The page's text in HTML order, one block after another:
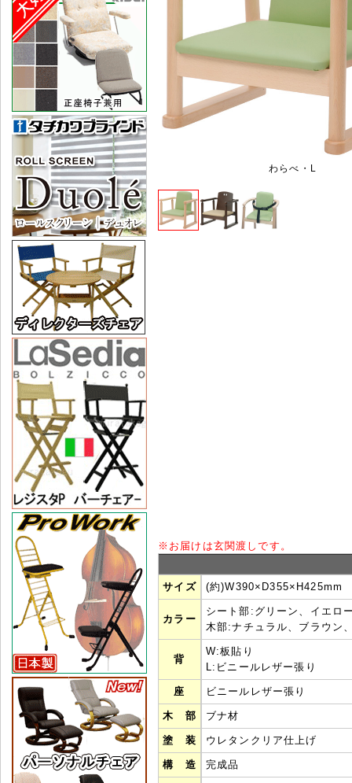
わらべ・L
※ お届けは玄関渡しです。
サイズ (約)W390×D355×H425mm
カラー
シート部:グリーン、イエロ
木部:ナチュラル、ブラウン
背
W:板貼り
L:ビニールレザー張り
座 ビニールレザー張り
木 部 ブナ材
塗 装 ウレタンクリア仕上げ
構 造 完成品